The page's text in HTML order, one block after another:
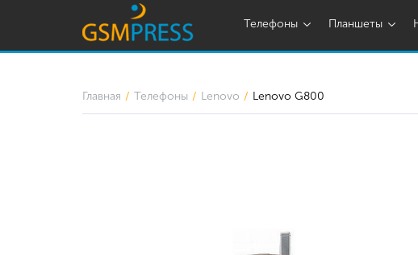
Телефоны Планшеты
Главная Телефоны Lenovo Lenovo G800